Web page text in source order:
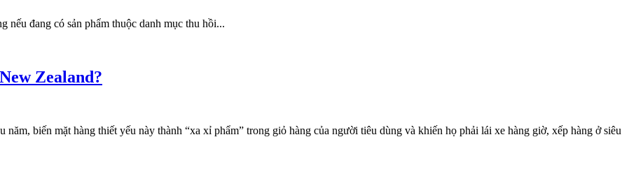
đang có sản phẩm thuộc danh mục thu hồi...
Zealand?
biến mặt hàng thiết yếu này thành “xa xỉ phẩm” trong giỏ hàng của người tiêu dùng và khiến họ phải lái xe hàng giờ, xếp hàng ở siêu